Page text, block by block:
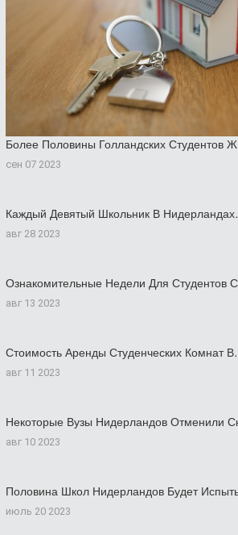
Более Половины Голландских Студентов
сен 07 2023
Каждый Девятый Школьник В
авг 28 2023
Ознакомительные Недели Для Студентов
авг 13 2023
Стоимость Аренды Студенческих Комнат
авг 11 2023
Некоторые Вузы Нидерландов Отменили
авг 10 2023
Половина Школ Нидерландов Будет
июль 20 2023